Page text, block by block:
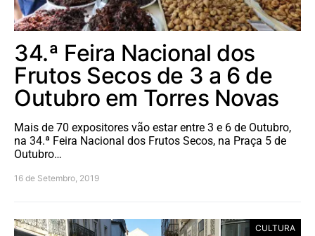
34.ª Feira Nacional dos
Frutos Secos de 3 a 6 de
Outubro em Torres Novas
Mais de 70 expositores vão estar entre 3 e 6 de Outubro,
na 34.ª Feira Nacional dos Frutos Secos, na Praça 5 de
Outubro…
16 de Setembro, 2019
CULTURA